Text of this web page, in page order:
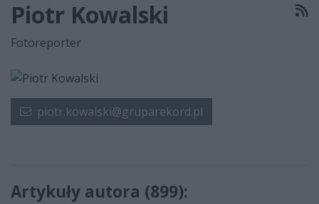
Piotr Kowalski
Fotoreporter
piotr.kowalski@gruparekord.pl
Artykuły autora (899):